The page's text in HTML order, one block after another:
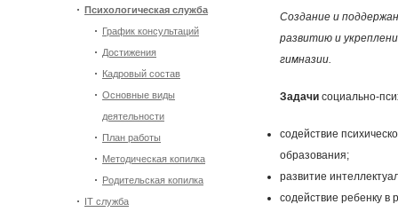
Создание и
развитию и
гимназии.
Задачи социально-
содействие
образования;
развитие
содействие ребенку в
Психологическая служба
График консультаций
Достижения
Кадровый состав
Основные виды
деятельности
План работы
Методическая копилка
Родительская копилка
IT служба